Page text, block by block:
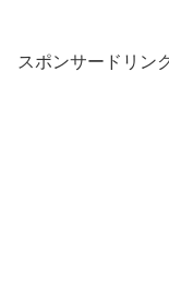
スポンサードリン